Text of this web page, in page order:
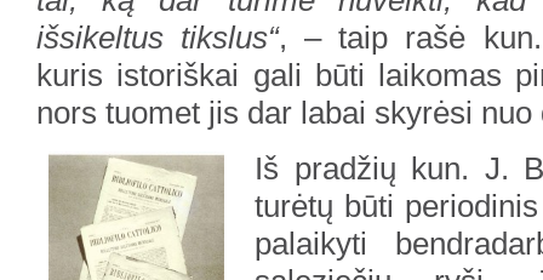
išsikeltus tikslus“, – taip rašė
kuris istoriškai gali būti laikomas
nors tuomet jis dar labai skyrėsi nuo
Iš pradžių kun. J.
turėtų būti
palaikyti